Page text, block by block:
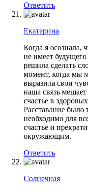
Ответить
Екатерина
Когда я осознала,
не имеет
решила сделать
момент, когда мы
выразила свои
наша связь
счастье в
Расставание было
необходимо для
счастье и
окружающим.
Ответить
Солнечная